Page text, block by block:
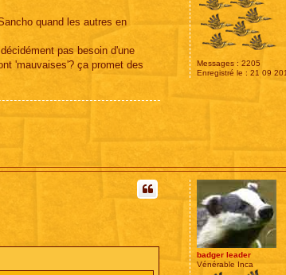
Messages : 2205
Enregistré le : 21 09
quand les autres en
pas besoin d'une
'mauvaises'? ça promet des
badger leader
Vénérable Inca